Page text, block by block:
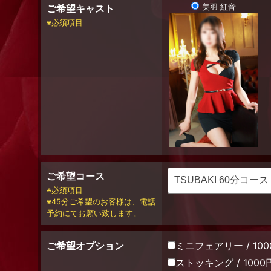
ご希望キャスト
必須項目
美羽 紅音
ご希望コース
必須項目
45分ご希望のお客様は、電話
予約にてお願い致します。
ご希望オプション
ミニフェアリー /
ストッキング / 1000